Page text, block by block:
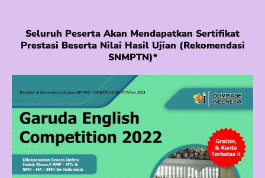
Seluruh Peserta Akan Mendapatkan Sertifikat
Prestasi Beserta Nilai Hasil Ujian (rekomendasi
SNMPTN)*